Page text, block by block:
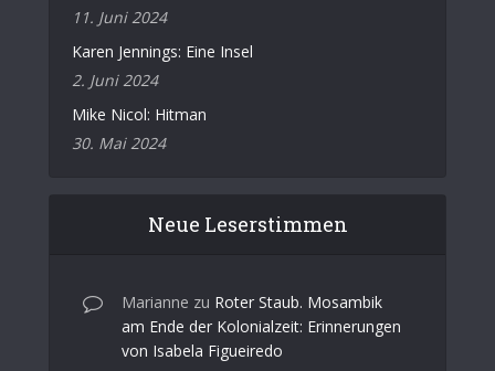
11. Juni 2024
Karen Jennings: Eine Insel
2. Juni 2024
Mike Nicol: Hitman
30. Mai 2024
Neue Leserstimmen
Marianne zu Roter Staub. Mosambik
am Ende der Kolonialzeit: Erinnerungen
von Isabela Figueiredo